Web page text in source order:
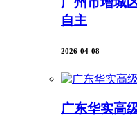
自主
2026-04-08
广东华实高